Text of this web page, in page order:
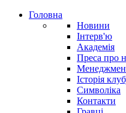
Головна
Новини
Інтерв'ю
Академія
Преса про
Історія
Символіка
Контакти